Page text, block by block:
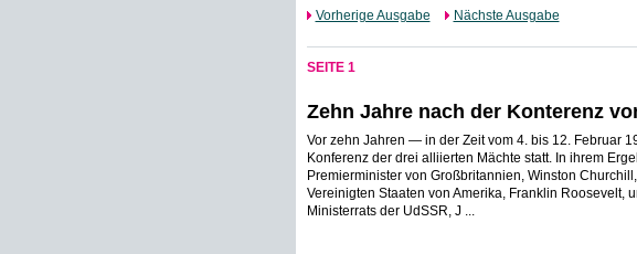
Vorherige Ausgabe Nächste Ausgabe
SEITE 1
Zehn Jahre nach der Konterenz
Vor zehn Jahren — in der Zeit vom 4. bis 12. Februar
Konferenz der drei alliierten Mächte statt. In ihrem
Premierminister von Großbritannien, Winston
Vereinigten Staaten von Amerika, Franklin Roosevelt,
Ministerrats der UdSSR, J ...